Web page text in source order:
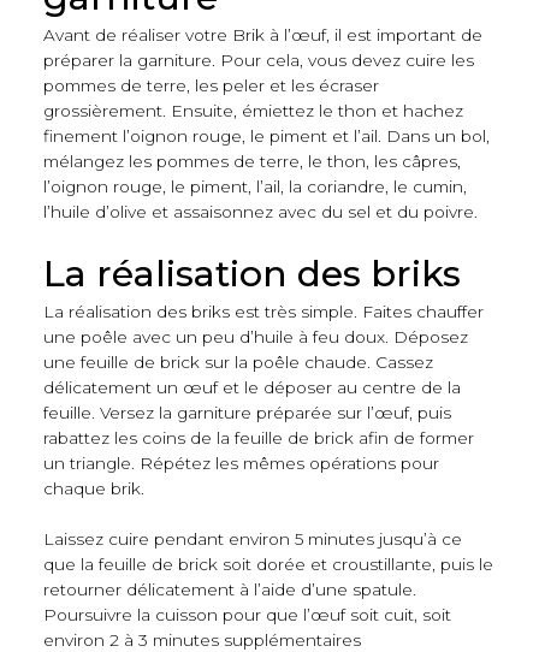
Avant de réaliser votre Brik à l’œuf, il est important de
préparer la garniture. Pour cela, vous devez cuire les
pommes de terre, les peler et les écraser
grossièrement. Ensuite, émiettez le thon et hachez
finement l’oignon rouge, le piment et l’ail. Dans un bol,
mélangez les pommes de terre, le thon, les câpres,
l’oignon rouge, le piment, l’ail, la coriandre, le cumin,
l’huile d’olive et assaisonnez avec du sel et du poivre.
La réalisation des briks
La réalisation des briks est très simple. Faites chauffer
une poêle avec un peu d’huile à feu doux. Déposez
une feuille de brick sur la poêle chaude. Cassez
délicatement un œuf et le déposer au centre de la
feuille. Versez la garniture préparée sur l’œuf, puis
rabattez les coins de la feuille de brick afin de former
un triangle. Répétez les mêmes opérations pour
chaque brik.
Laissez cuire pendant environ 5 minutes jusqu’à ce
que la feuille de brick soit dorée et croustillante, puis le
retourner délicatement à l’aide d’une spatule.
Poursuivre la cuisson pour que l’œuf soit cuit, soit
environ 2 à 3 minutes supplémentaires